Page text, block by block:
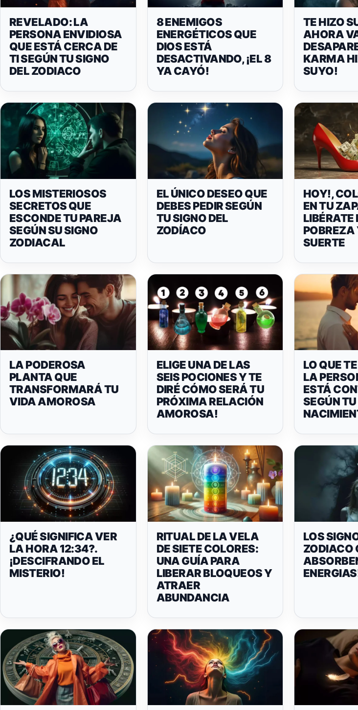
REVELADO: LA
PERSONA ENVIDIOSA
QUE ESTÁ CERCA DE
TI SEGÚN TU SIGNO
DEL ZODIACO
8 ENEMIGOS
ENERGÉTICOS QUE
DIOS ESTÁ
DESACTIVANDO, ¡EL 8
YA CAYÓ!
TE HIZO
AHORA
KARMA
SUYO!
LOS MISTERIOSOS
SECRETOS QUE
ESCONDE TU PAREJA
SEGÚN SU SIGNO
ZODIACAL
EL ÚNICO DESEO QUE
DEBES PEDIR SEGÚN
TU SIGNO DEL
ZODÍACO
HOY!,
EN TU
LIBÉRATE
SUERTE
LA PODEROSA
PLANTA QUE
TRANSFORMARÁ TU
VIDA AMOROSA
ELIGE UNA DE LAS
SEIS POCIONES Y TE
DIRÉ CÓMO SERÁ TU
PRÓXIMA RELACIÓN
AMOROSA!
LO QUE
LA
ESTÁ
SEGÚN
¿QUÉ SIGNIFICA VER
LA HORA 12:34?.
¡DESCIFRANDO EL
MISTERIO!
RITUAL DE LA VELA
DE SIETE COLORES:
UNA GUÍA PARA
LIBERAR BLOQUEOS Y
ATRAER
ABUNDANCIA
LOS
ZODIACO